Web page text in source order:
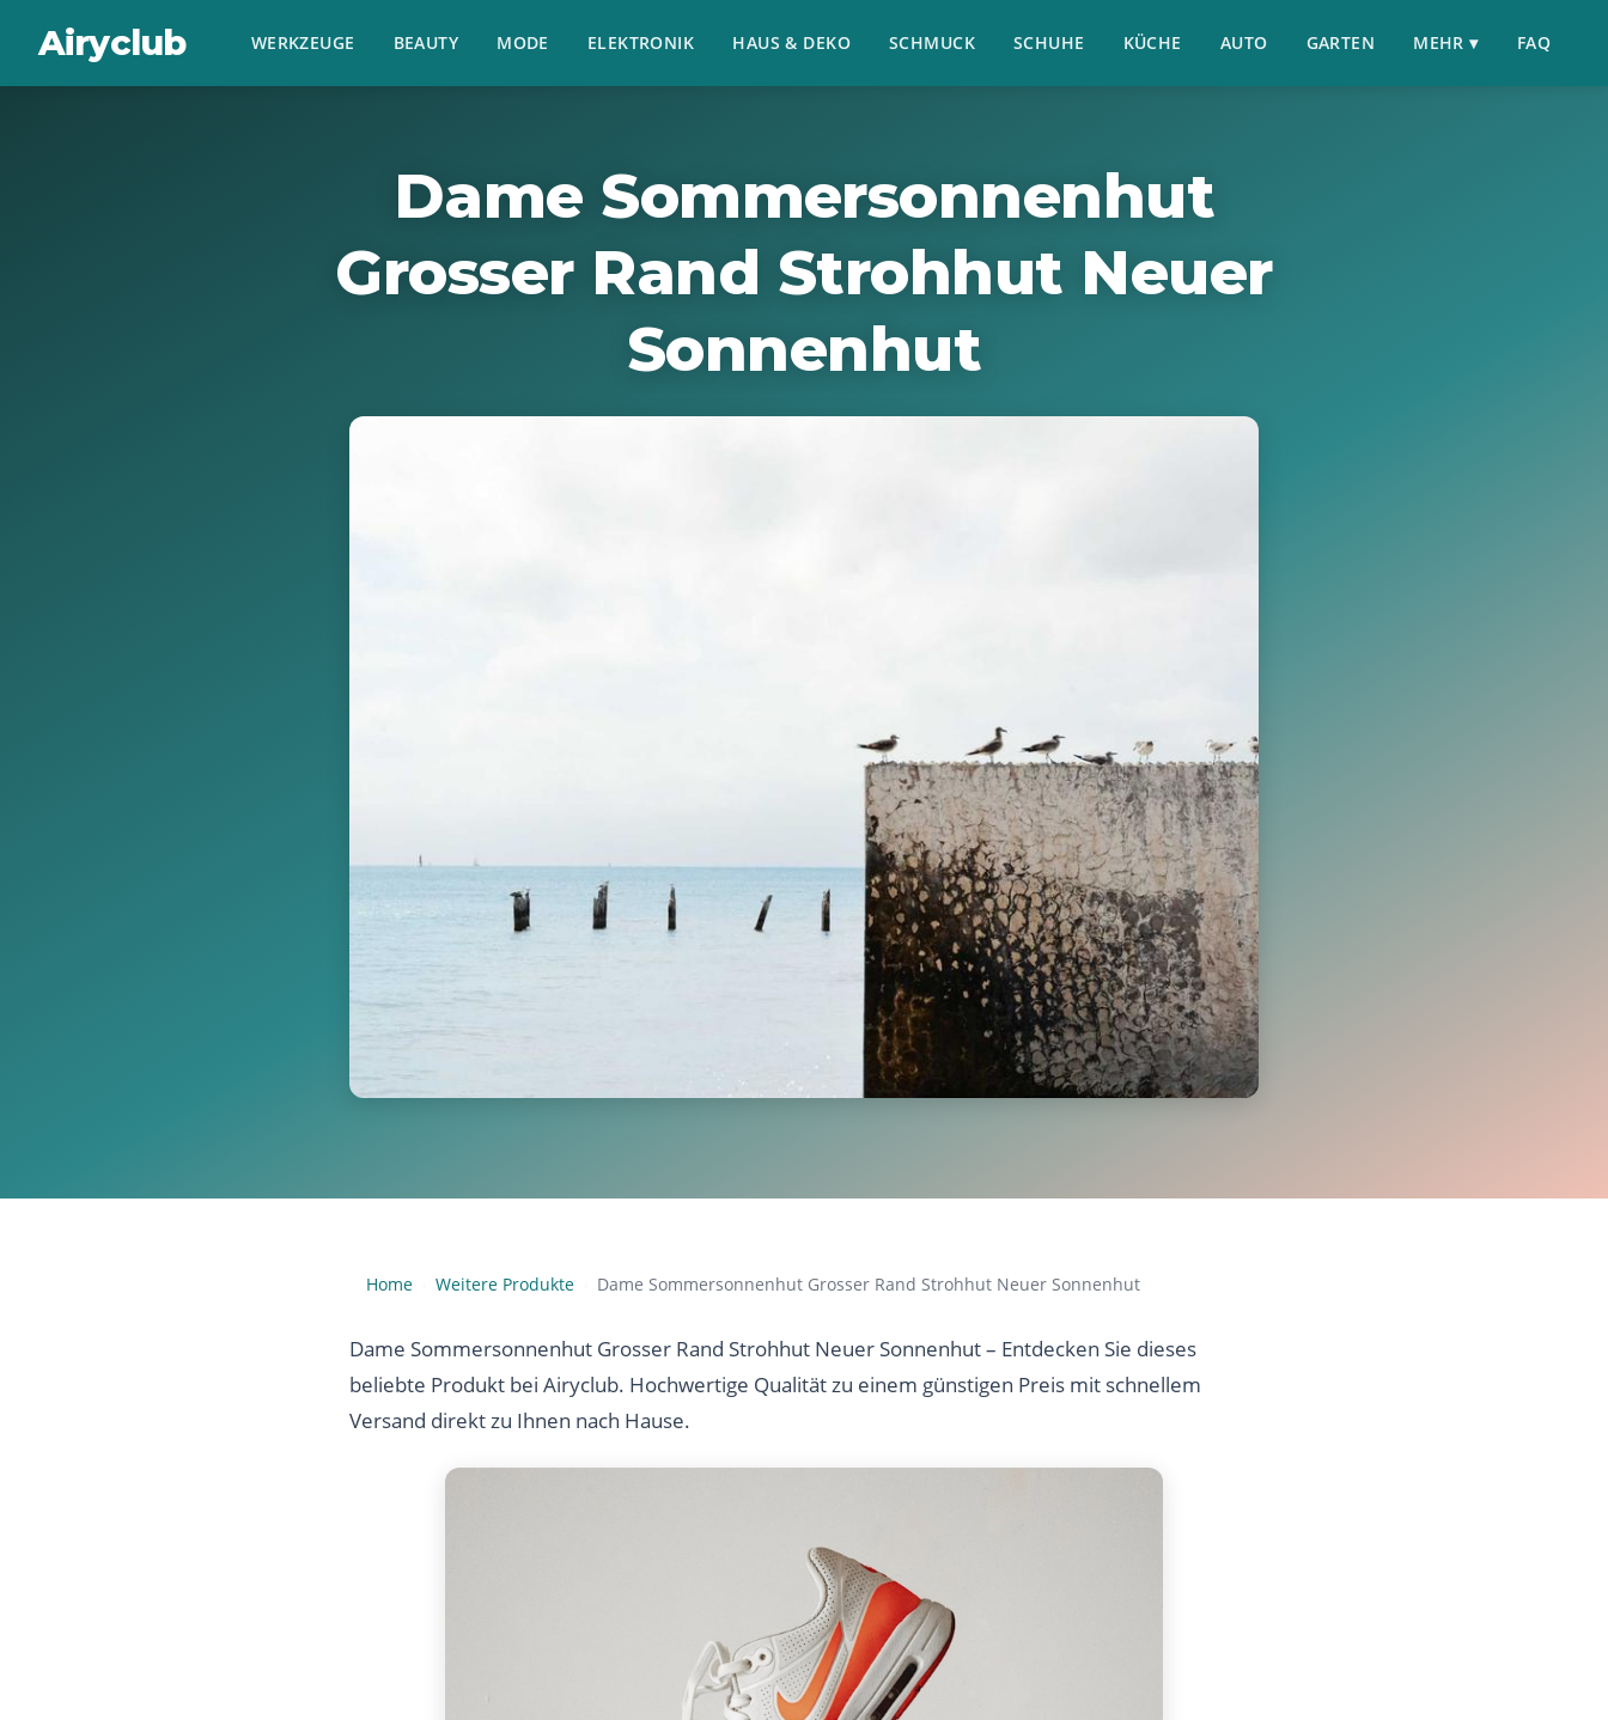
Airyclub WERKZEUGE BEAUTY MODE ELEKTRONIK HAUS & DEKO SCHMUCK SCHUHE KÜCHE AUTO GARTEN MEHR ▾ FAQ
Dame Sommersonnenhut
Grosser Rand Strohhut Neuer
Sonnenhut
Home Weitere Produkte Dame Sommersonnenhut Grosser Rand Strohhut Neuer Sonnenhut
Dame Sommersonnenhut Grosser Rand Strohhut Neuer Sonnenhut – Entdecken Sie dieses
beliebte Produkt bei Airyclub. Hochwertige Qualität zu einem günstigen Preis mit schnellem
Versand direkt zu Ihnen nach Hause.